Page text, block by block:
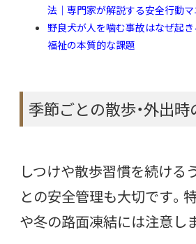
法｜専門家が解説する安全行動
野良犬が人を噛む事故はなぜ起
福祉の本質的な課題
季節ごとの散歩・外出時
しつけや散歩習慣を続ける
との安全管理も大切です。
や冬の路面凍結には注意し